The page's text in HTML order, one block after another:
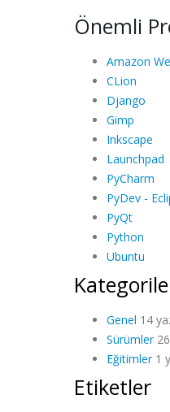
Önemli
Amazon
CLion
Django
Gimp
Inkscape
Launchpad
PyCharm
PyDev -
PyQt
Python
Ubuntu
Genel 14
Sürümler26
Eğitimler1
Etiketler